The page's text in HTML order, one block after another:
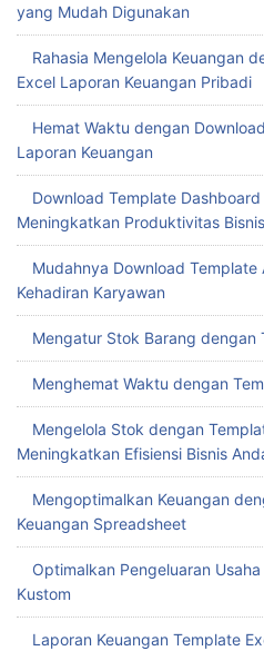
yang Mudah Digunakan
Rahasia Mengelola Keuangan
Excel Laporan Keuangan Pribadi
Hemat Waktu dengan
Laporan Keuangan
Download Template
Meningkatkan Produktivitas
Mudahnya Download Template
Kehadiran Karyawan
Mengatur Stok Barang dengan
Menghemat Waktu dengan
Mengelola Stok dengan
Meningkatkan Efisiensi Bisnis
Mengoptimalkan Keuangan
Keuangan Spreadsheet
Optimalkan Pengeluaran
Kustom
Laporan Keuangan Template